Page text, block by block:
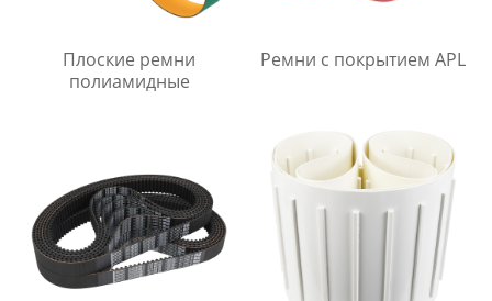
Плоские ремни
полиамидные
Ремни с покрытием APL